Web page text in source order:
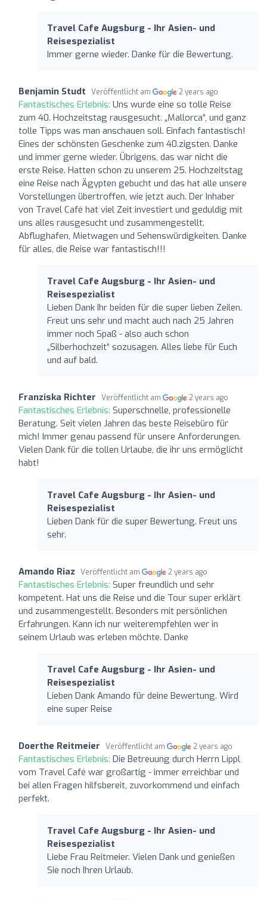
Travel Cafe Augsburg - Ihr Asien- und
Reisespezialist
Immer gerne wieder. Danke für die Bewertung.
Benjamin Studt Veröffentlicht am 2 years ago
Fantastisches Erlebnis: Uns wurde eine so tolle Reise
zum 40. Hochzeitstag rausgesucht. „Mallorca“, und ganz
tolle Tipps was man anschauen soll. Einfach fantastisch!
Eines der schönsten Geschenke zum 40.zigsten. Danke
und immer gerne wieder. Übrigens, das war nicht die
erste Reise. Hatten schon zu unserem 25. Hochzeitstag
eine Reise nach Ägypten gebucht und das hat alle unsere
Vorstellungen übertroffen, wie jetzt auch. Der Inhaber
von Travel Café hat viel Zeit investiert und geduldig mit
uns alles rausgesucht und zusammengestellt.
Abflughafen, Mietwagen und Sehenswürdigkeiten. Danke
für alles, die Reise war fantastisch!!!
Travel Cafe Augsburg - Ihr Asien- und
Reisespezialist
Lieben Dank Ihr beiden für die super lieben Zeilen.
Freut uns sehr und macht auch nach 25 Jahren
immer noch Spaß - also auch schon
„Silberhochzeit“ sozusagen. Alles liebe für Euch
und auf bald.
Franziska Richter Veröffentlicht am 2 years ago
Fantastisches Erlebnis: Superschnelle, professionelle
Beratung. Seit vielen Jahren das beste Reisebüro für
mich! Immer genau passend für unsere Anforderungen.
Vielen Dank für die tollen Urlaube, die ihr uns ermöglicht
habt!
Travel Cafe Augsburg - Ihr Asien- und
Reisespezialist
Lieben Dank für die super Bewertung. Freut uns
sehr.
Amando Riaz Veröffentlicht am 2 years ago
Fantastisches Erlebnis: Super freundlich und sehr
kompetent. Hat uns die Reise und die Tour super erklärt
und zusammengestellt. Besonders mit persönlichen
Erfahrungen. Kann ich nur weiterempfehlen wer in
seinem Urlaub was erleben möchte. Danke
Travel Cafe Augsburg - Ihr Asien- und
Reisespezialist
Lieben Dank Amando für deine Bewertung. Wird
eine super Reise
Doerthe Reitmeier Veröffentlicht am 2 years ago
Fantastisches Erlebnis: Die Betreuung durch Herrn Lippl
vom Travel Café war großartig - immer erreichbar und
bei allen Fragen hilfsbereit, zuvorkommend und einfach
perfekt.
Travel Cafe Augsburg - Ihr Asien- und
Reisespezialist
Liebe Frau Reitmeier. Vielen Dank und genießen
Sie noch Ihren Urlaub.